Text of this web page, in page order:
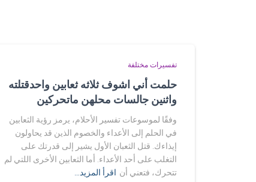
تفسيرات مختلفة
حلمت أني اشوف ثلاثه ثعابين واحدقتلته
واثنين جالسات محلهن ماتحركين
وفقًا لموسوعات تفسير الأحلام، يرمز رؤية الثعابين
في الحلم إلى الأعداء والخصوم الذين قد يحاولون
إيذاءك. قتل الثعبان الأول يشير إلى قدرتك على
التغلب على أحد الأعداء. أما الثعابين الأخرى اللتي لم
تتحرك، فتعني أن اقرأ المزيد…